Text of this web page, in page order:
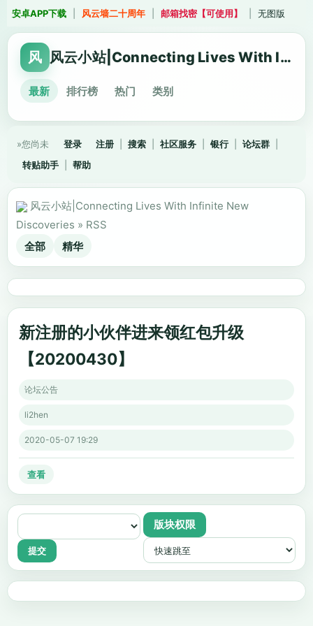
安卓APP下载 风云墙二十周年 邮箱找密【可使用】 无图版
风 风云小站|Connecting Lives With Infinite New Discoveries
最新 排行榜 热门 类别
»您尚未 登录 注册 搜索 社区服务 银行 论坛群
转贴助手
帮助
风云小站|Connecting Lives With Infinite New
Discoveries » RSS
全部
精华
新注册的小伙伴进来领红包升级
【20200430】
论坛公告
li2hen
2020-05-07 19:29
查看
版块权限